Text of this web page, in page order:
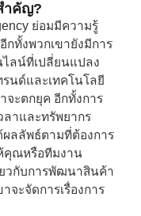
ำคัญ?
ย่อมมีความรู้
กทั้งพวกเขายังมีการ
ลน์ที่เปลี่ยนแปลง
นด์และเทคโนโลยี
จะตกยุค อีกทั้งการ
ลาและทรัพยากร
ลลัพธ์ตามที่ต้องการ
คุณหรือทีมงาน
ยวกับการพัฒนาสินค้า
จะจัดการเรื่องการ